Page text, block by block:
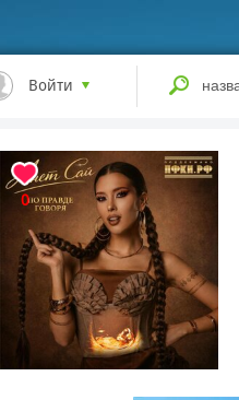
Войти
0